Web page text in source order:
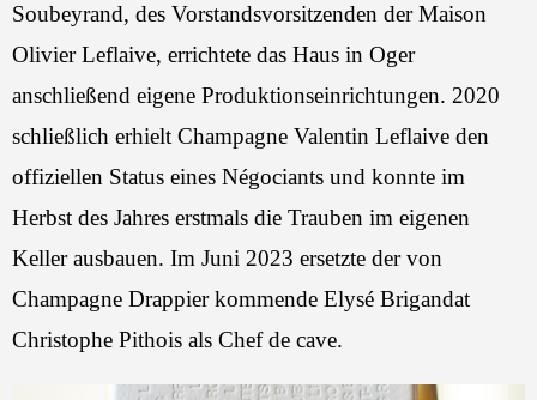
Soubeyrand, des Vorstandsvorsitzenden der Maison
Olivier Leflaive, errichtete das Haus in Oger
anschließend eigene Produktionseinrichtungen. 2020
schließlich erhielt Champagne Valentin Leflaive den
offiziellen Status eines Négociants und konnte im
Herbst des Jahres erstmals die Trauben im eigenen
Keller ausbauen. Im Juni 2023 ersetzte der von
Champagne Drappier kommende Elysé Brigandat
Christophe Pithois als Chef de cave.